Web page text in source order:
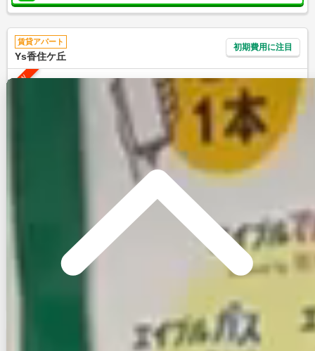
賃貸アパート
Ys香住ケ丘
初期費用に注目
NEW
鹿児島本線/九産大前駅 徒歩4分
福岡県福岡市東区香住ケ丘２丁目
築9年
2階建
無料オンライン相談可 インターネット無料
万円
管理費等：4,000円
敷
礼
5.3万
1階
1K
空室確認 電話で問合せ
初期費用に注目